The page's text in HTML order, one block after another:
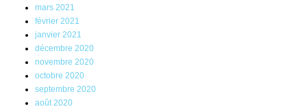
mars 2021
février 2021
janvier 2021
décembre 2020
novembre 2020
octobre 2020
septembre 2020
août 2020